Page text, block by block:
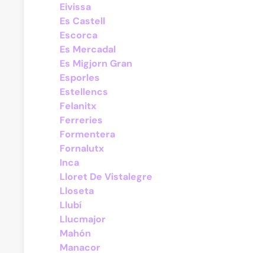
Eivissa
Es Castell
Escorca
Es Mercadal
Es Migjorn Gran
Esporles
Estellencs
Felanitx
Ferreries
Formentera
Fornalutx
Inca
Lloret De Vistalegre
Lloseta
Llubí
Llucmajor
Mahón
Manacor